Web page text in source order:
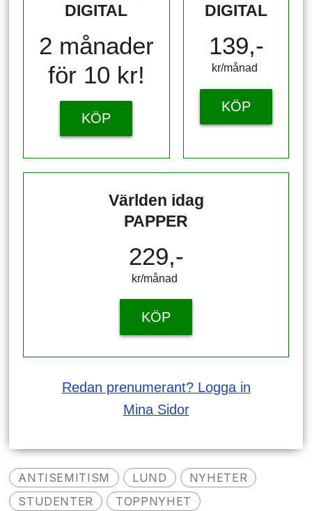
DIGITAL
2 månader
för 10 kr!
KÖP
DIGITAL
139,-
kr/månad ​​​​​​
KÖP
Världen idag
PAPPER
229,-
kr/månad ​​​​​​
KÖP
Redan prenumerant? Logga in
Mina Sidor
ANTISEMITISM LUND
NYHETER
STUDENTER
TOPPNYHET